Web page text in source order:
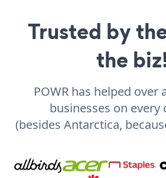
Trusted by
the
POWR has helped over
businesses on every
(besides Antarctica,